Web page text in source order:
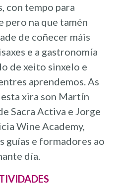
con tempo para
​​pero na que tamén
de coñecer máis
e a gastronomía
de xeito sinxelo e
aprendemos. As
xira son Martín
Sacra Activa e Jorge
Wine Academy,
guías e formadores ao
día.